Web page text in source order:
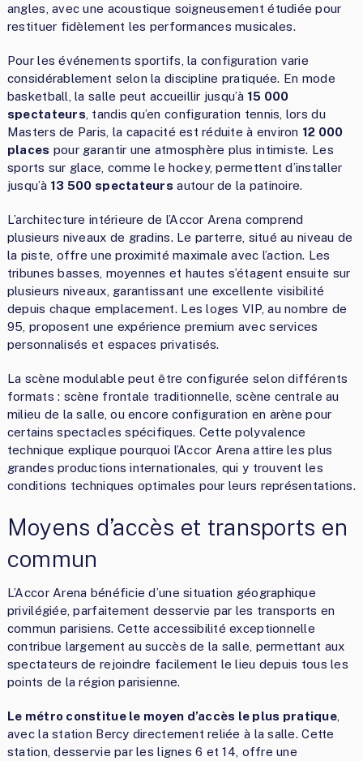
angles, avec une acoustique soigneusement étudiée pour
restituer fidèlement les performances musicales.
Pour les événements sportifs, la configuration varie
considérablement selon la discipline pratiquée. En mode
basketball, la salle peut accueillir jusqu’à 15 000
spectateurs , tandis qu’en configuration tennis, lors du
Masters de Paris, la capacité est réduite à environ 12 000
places pour garantir une atmosphère plus intimiste. Les
sports sur glace, comme le hockey, permettent d’installer
jusqu’à 13 500 spectateurs autour de la patinoire.
L’architecture intérieure de l’Accor Arena comprend
plusieurs niveaux de gradins. Le parterre, situé au niveau de
la piste, offre une proximité maximale avec l’action. Les
tribunes basses, moyennes et hautes s’étagent ensuite sur
plusieurs niveaux, garantissant une excellente visibilité
depuis chaque emplacement. Les loges VIP, au nombre de
95, proposent une expérience premium avec services
personnalisés et espaces privatisés.
La scène modulable peut être configurée selon différents
formats : scène frontale traditionnelle, scène centrale au
milieu de la salle, ou encore configuration en arène pour
certains spectacles spécifiques. Cette polyvalence
technique explique pourquoi l’Accor Arena attire les plus
grandes productions internationales, qui y trouvent les
conditions techniques optimales pour leurs représentations.
Moyens d’accès et transports en
commun
L’Accor Arena bénéficie d’une situation géographique
privilégiée, parfaitement desservie par les transports en
commun parisiens. Cette accessibilité exceptionnelle
contribue largement au succès de la salle, permettant aux
spectateurs de rejoindre facilement le lieu depuis tous les
points de la région parisienne.
Le métro constitue le moyen d’accès le plus pratique
avec la station Bercy directement reliée à la salle. Cette
station, desservie par les lignes 6 et 14, offre une